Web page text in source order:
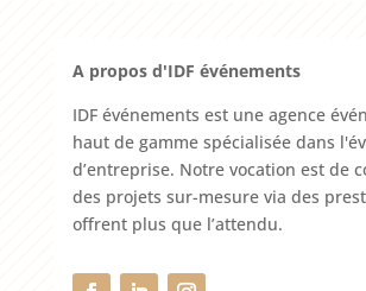
A propos d'IDF événements
IDF événements est une agence
haut de gamme spécialisée dans
d’entreprise. Notre vocation est de
des projets sur-mesure via des
offrent plus que l’attendu.